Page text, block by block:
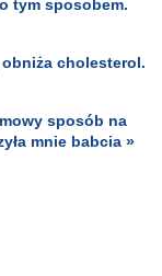
tym sposobem.
cholesterol.
sposób na
mnie babcia »